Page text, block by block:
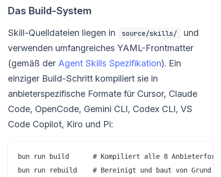
Das Build-System
Skill-Quelldateien liegen in source/skills/
und
verwenden umfangreiches YAML-Frontmatter
(gemäß der Agent Skills Spezifikation). Ein
einziger Build-Schritt kompiliert sie in
anbieterspezifische Formate für Cursor, Claude
Code, OpenCode, Gemini CLI, Codex CLI, VS
Code Copilot, Kiro und Pi:
bun run build      # Kompiliert alle 8